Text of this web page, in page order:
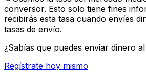
conversor. Esto solo tiene fines
recibirás esta tasa cuando envíes
tasas de envío.
¿Sabías que puedes enviar dinero
Regístrate hoy mismo